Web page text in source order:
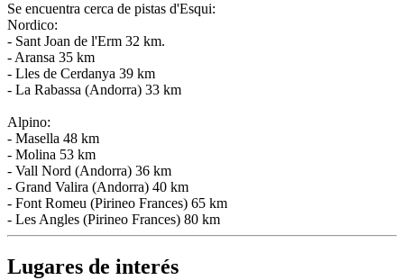
Se encuentra cerca de pistas d'Esqui:
Nordico:
- Sant Joan de l'Erm 32 km.
- Aransa 35 km
- Lles de Cerdanya 39 km
- La Rabassa (Andorra) 33 km
Alpino:
- Masella 48 km
- Molina 53 km
- Vall Nord (Andorra) 36 km
- Grand Valira (Andorra) 40 km
- Font Romeu (Pirineo Frances) 65 km
- Les Angles (Pirineo Frances) 80 km
Lugares de interés